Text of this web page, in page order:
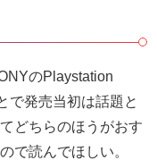
のPlaystation
で発売当初は話題と
どちらのほうがおす
で読んでほしい。